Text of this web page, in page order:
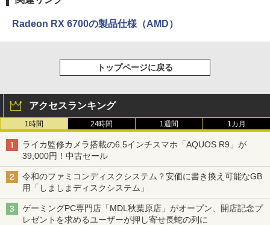
Radeon RX 6700の製品仕様（AMD）
トップページに戻る
アクセスランキング
1時間 24時間 1週間 1カ月
ライカ監修カメラ搭載の6.5インチスマホ「AQUOS R9」が
39,000円！中古セール
令和のファミコンディスクシステム？安価に書き換え可能なGB
用「しましまディスクシステム」
ゲーミングPC専門店「MDL秋葉原店」がオープン、開店記念プ
レゼントを求めるユーザーが押し寄せ長蛇の列に